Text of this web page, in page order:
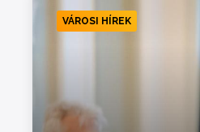
VÁROSI HÍREK